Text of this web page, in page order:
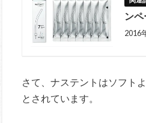
ン
2016
さて、ナステントはソフト
とされています。